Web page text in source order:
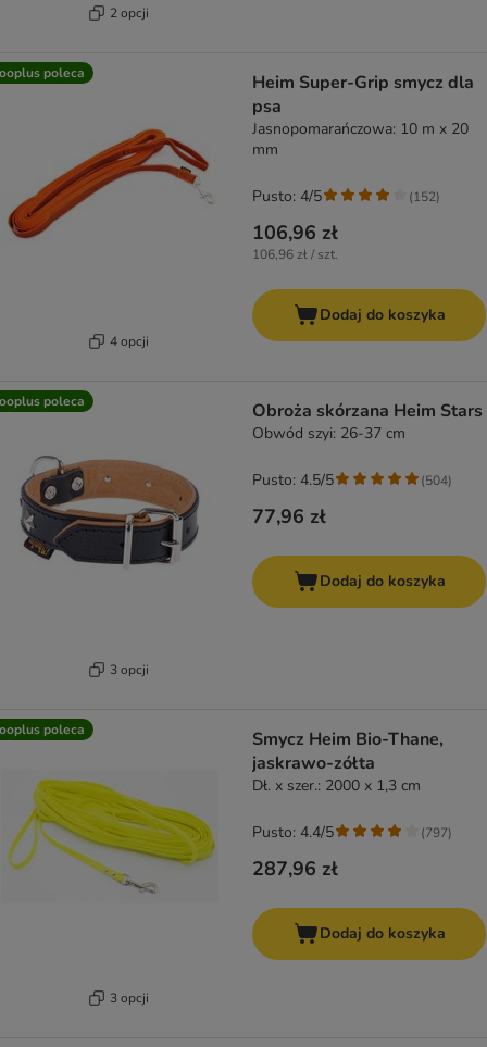
2 opcji
poleca
4 opcji
Heim Super-Grip smycz dla
psa
Jasnopomarańczowa: 10 m x 20
mm
106,96 zł
106,96 zł / szt.
Pusto: 4/5 (152)
Dodaj do koszyka
poleca
3 opcji
Obroża skórzana Heim Stars
Obwód szyi: 26-37 cm
77,96 zł
Pusto: 4.5/5 (504)
Dodaj do koszyka
poleca
3 opcji
Smycz Heim Bio-Thane,
jaskrawo-zółta
Dł. x szer.: 2000 x 1,3 cm
287,96 zł
Pusto: 4.4/5 (797)
Dodaj do koszyka